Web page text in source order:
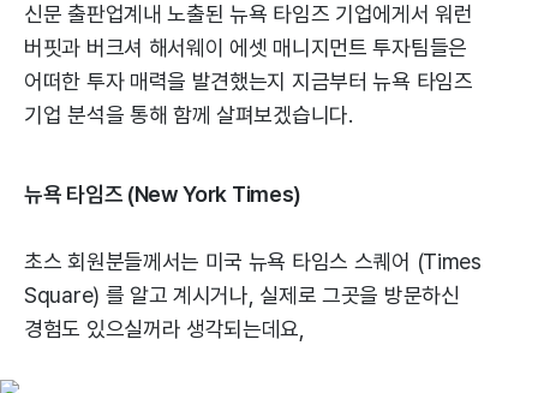
신문 출판업계내 노출된 뉴욕 타임즈 기업에게서 워런
버핏과 버크셔 해서웨이 에셋 매니지먼트 투자팀들은
어떠한 투자 매력을 발견했는지 지금부터 뉴욕 타임즈
기업 분석을 통해 함께 살펴보겠습니다.
뉴욕 타임즈 (New York Times)
초스 회원분들께서는 미국 뉴욕 타임스 스퀘어 (Times
Square) 를 알고 계시거나, 실제로 그곳을 방문하신
경험도 있으실꺼라 생각되는데요,